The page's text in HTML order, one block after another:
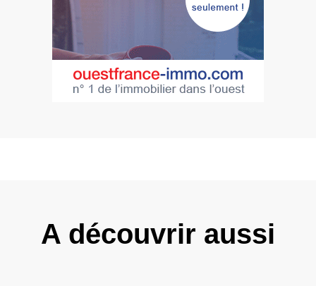
A découvrir aussi